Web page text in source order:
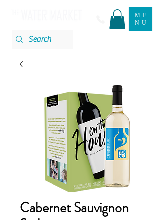
ME
NU
Cabernet Sauvignon